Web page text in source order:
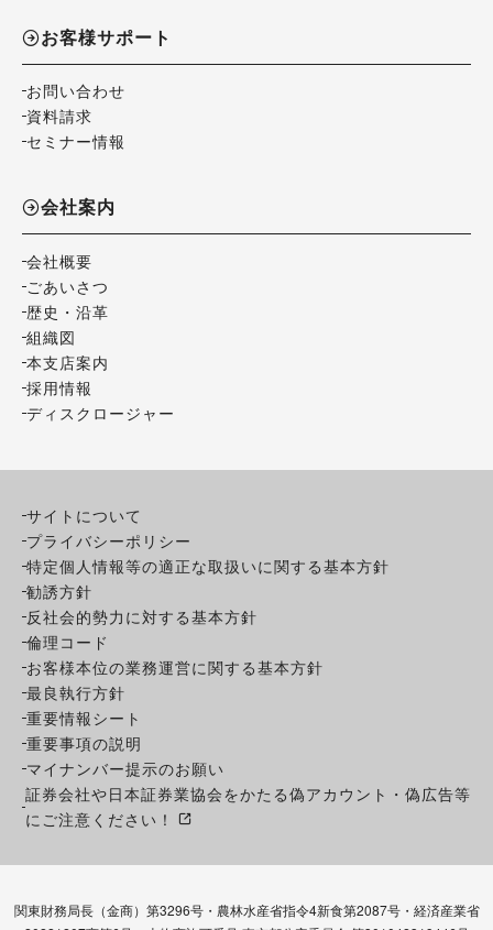
お客様サポート
お問い合わせ
資料請求
セミナー情報
会社案内
会社概要
ごあいさつ
歴史・沿革
組織図
本支店案内
採用情報
ディスクロージャー
サイトについて
プライバシーポリシー
特定個人情報等の適正な取扱いに関する基本方針
勧誘方針
反社会的勢力に対する基本方針
倫理コード
お客様本位の業務運営に関する基本方針
最良執行方針
重要情報シート
重要事項の説明
マイナンバー提示のお願い
証券会社や日本証券業協会をかたる偽アカウント・偽広告等
にご注意ください！
関東財務局長（金商）第3296号・農林水産省指令4新食第2087号・経済産業省